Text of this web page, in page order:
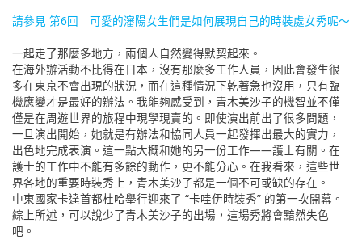
請參見 第6回 可愛的瀋陽女生們是如何展現自己的時裝處女秀呢～
一起走了那麼多地方，兩個人自然變得默契起來。
在海外辦活動不比得在日本，沒有那麼多工作人員，因此會發生很
多在東京不會出現的狀況，而在這種情況下乾著急也沒用，只有臨
機應變才是最好的辦法。我能夠感受到，青木美沙子的機智並不僅
僅是在周遊世界的旅程中現學現賣的。即使演出前出了很多問題，
一旦演出開始，她就是有辦法和協同人員一起發揮出最大的實力，
出色地完成表演。這一點大概和她的另一份工作——護士有關。在
護士的工作中不能有多餘的動作，更不能分心。在我看來，這些世
界各地的重要時裝秀上，青木美沙子都是一個不可或缺的存在。
中東國家卡達首都杜哈舉行迎來了 “卡哇伊時裝秀” 的第一次開幕。
綜上所述，可以說少了青木美沙子的出場，這場秀將會黯然失色
吧。